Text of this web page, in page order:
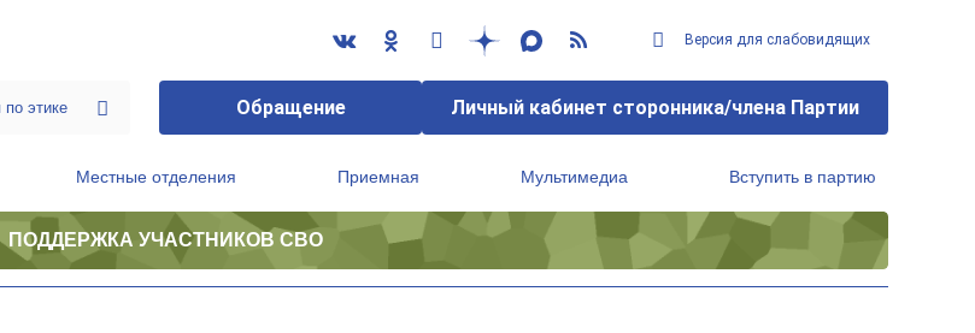
Версия для слабовидящих
Обращение Личный кабинет сторонника/члена Партии
Местные отделения Приемная Мультимедиа Вступить в партию
ПОДДЕРЖКА УЧАСТНИКОВ СВО